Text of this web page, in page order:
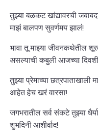
तुझ्या बळकट खांद्यावरची
माझं बालपण सुवर्णमय झालं!
भावा तू माझ्या जीवनकथेतील
असल्याची कबुली आजच्या
तुझ्या प्रेमाच्या छत्रपाताखाली
आहेत हेच खरं वारसा!
जगभरातील सर्व संकटे तुझ्या
शुभदिनी आशीर्वाद!